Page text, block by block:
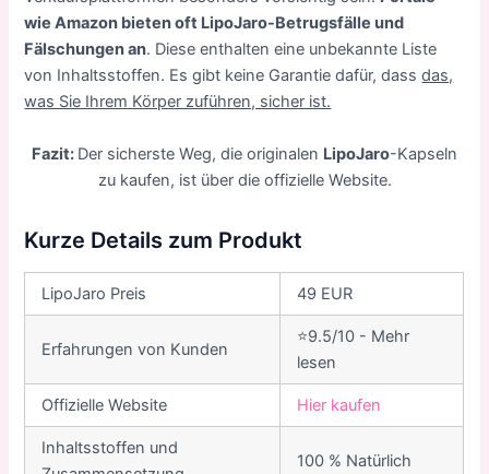
wie Amazon bieten oft LipoJaro-Betrugsfälle und
Fälschungen an. Diese enthalten eine unbekannte Liste
von Inhaltsstoffen. Es gibt keine Garantie dafür, dassdas,
was Sie Ihrem Körper zuführen, sicher ist.
Fazit: Der sicherste Weg, die originalen LipoJaro-Kapseln
zu kaufen, ist über die offizielle Website.
Kurze Details zum Produkt
LipoJaro Preis 49 EUR
Erfahrungen von Kunden
⭐9.5/10 - Mehr
lesen
Offizielle Website Hier kaufen
Inhaltsstoffen und
100 % Natürlich